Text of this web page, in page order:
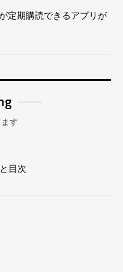
定期購読できるアプリが
す
目次